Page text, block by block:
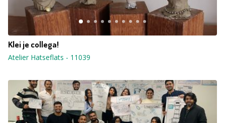
Klei je collega!
Atelier Hatseflats - 11039